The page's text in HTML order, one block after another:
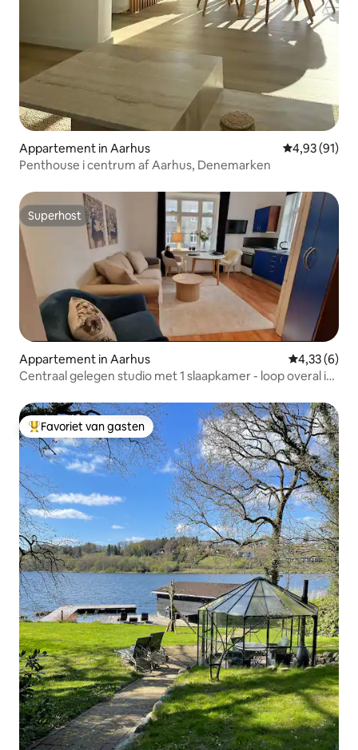
Appartement in Aarhus Gemiddelde
4,93 (91)
Penthouse i centrum af Aarhus, Denemarken
Superhost
Superhost
Appartement in Aarhus
4,33 (6)
Centraal gelegen studio met 1 slaapkamer - loop overal in
Topfavoriet van gasten
Favoriet van gasten